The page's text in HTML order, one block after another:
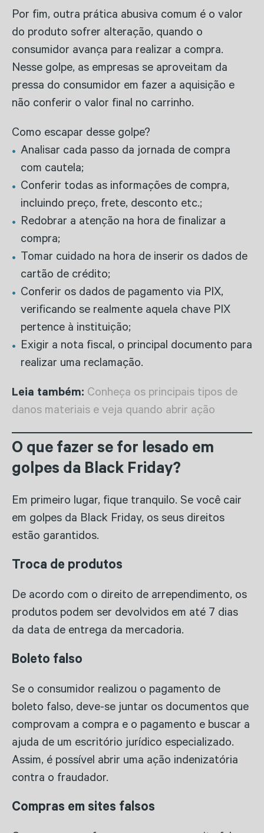
Por fim, outra prática abusiva comum é o valor
do produto sofrer alteração, quando o
consumidor avança para realizar a compra.
Nesse golpe, as empresas se aproveitam da
pressa do consumidor em fazer a aquisição e
não conferir o valor final no carrinho.
Como escapar desse golpe?
Analisar cada passo da jornada de compra
com cautela;
Conferir todas as informações de compra,
incluindo preço, frete, desconto etc.;
Redobrar a atenção na hora de finalizar a
compra;
Tomar cuidado na hora de inserir os dados de
cartão de crédito;
Conferir os dados de pagamento via PIX,
verificando se realmente aquela chave PIX
pertence à instituição;
Exigir a nota fiscal, o principal documento para
realizar uma reclamação.
Leia também: Conheça os principais tipos de
danos materiais e veja quando abrir ação
O que fazer se for lesado em
golpes da Black Friday?
Em primeiro lugar, fique tranquilo. Se você cair
em golpes da Black Friday, os seus direitos
estão garantidos.
Troca de produtos
De acordo com o direito de arrependimento, os
produtos podem ser devolvidos em até 7 dias
da data de entrega da mercadoria.
Boleto falso
Se o consumidor realizou o pagamento de
boleto falso, deve-se juntar os documentos que
comprovam a compra e o pagamento e buscar a
ajuda de um escritório jurídico especializado.
Assim, é possível abrir uma ação indenizatória
contra o fraudador.
Compras em sites falsos